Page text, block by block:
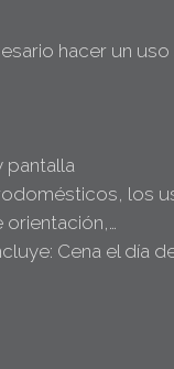
hacer un
pantalla
los
Cena el día